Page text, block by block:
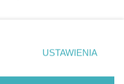
sp. z o.o.
dolnym rogu strony
danych nie wymagają
USTAWIENIA